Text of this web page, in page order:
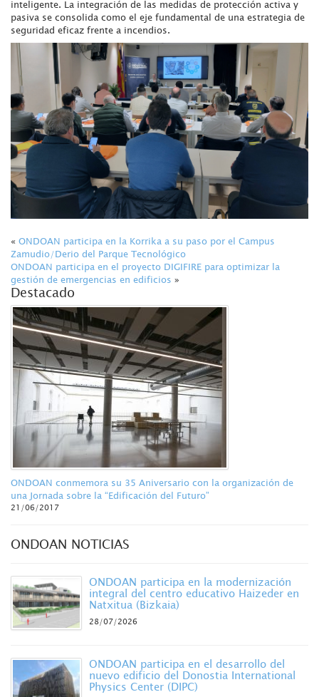
inteligente. La integración de las medidas de protección activa y
pasiva se consolida como el eje fundamental de una estrategia de
seguridad eficaz frente a incendios.
« ONDOAN participa en la Korrika a su paso por el Campus
Zamudio/Derio del Parque Tecnológico
ONDOAN participa en el proyecto DIGIFIRE para optimizar la
gestión de emergencias en edificios »
Destacado
ONDOAN conmemora su 35 Aniversario con la organización de
una Jornada sobre la “Edificación del Futuro”
21/06/2017
ONDOAN NOTICIAS
ONDOAN participa en la modernización
integral del centro educativo Haizeder en
Natxitua (Bizkaia)
28/07/2026
ONDOAN participa en el desarrollo del
nuevo edificio del Donostia International
Physics Center (DIPC)